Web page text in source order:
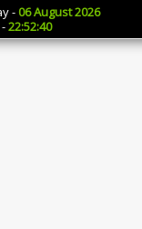
-06 August 2026
22:52:41